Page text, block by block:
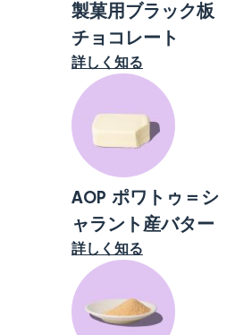
製菓用ブラック板
チョコレート
詳しく知る
AOP ポワトゥ＝シ
ャラント産バター
詳しく知る